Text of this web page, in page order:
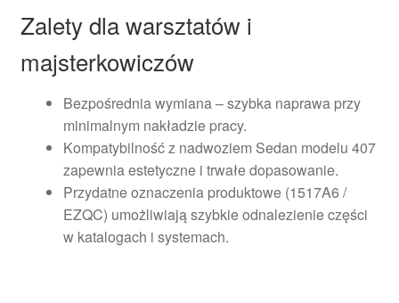
Zalety dla warsztatów i
majsterkowiczów
Bezpośrednia wymiana – szybka naprawa przy
minimalnym nakładzie pracy.
Kompatybilność z nadwoziem Sedan modelu 407
zapewnia estetyczne i trwałe dopasowanie.
Przydatne oznaczenia produktowe (1517A6 /
EZQC) umożliwiają szybkie odnalezienie części
w katalogach i systemach.